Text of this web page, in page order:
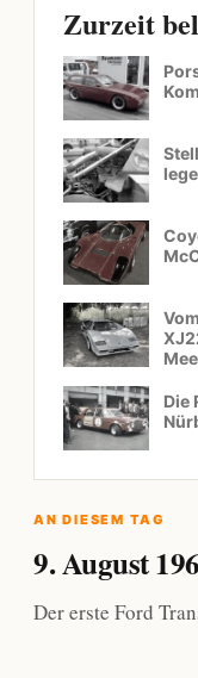
Zurzeit
Die
AN DIESEM TAG
9. August
Der erste Ford